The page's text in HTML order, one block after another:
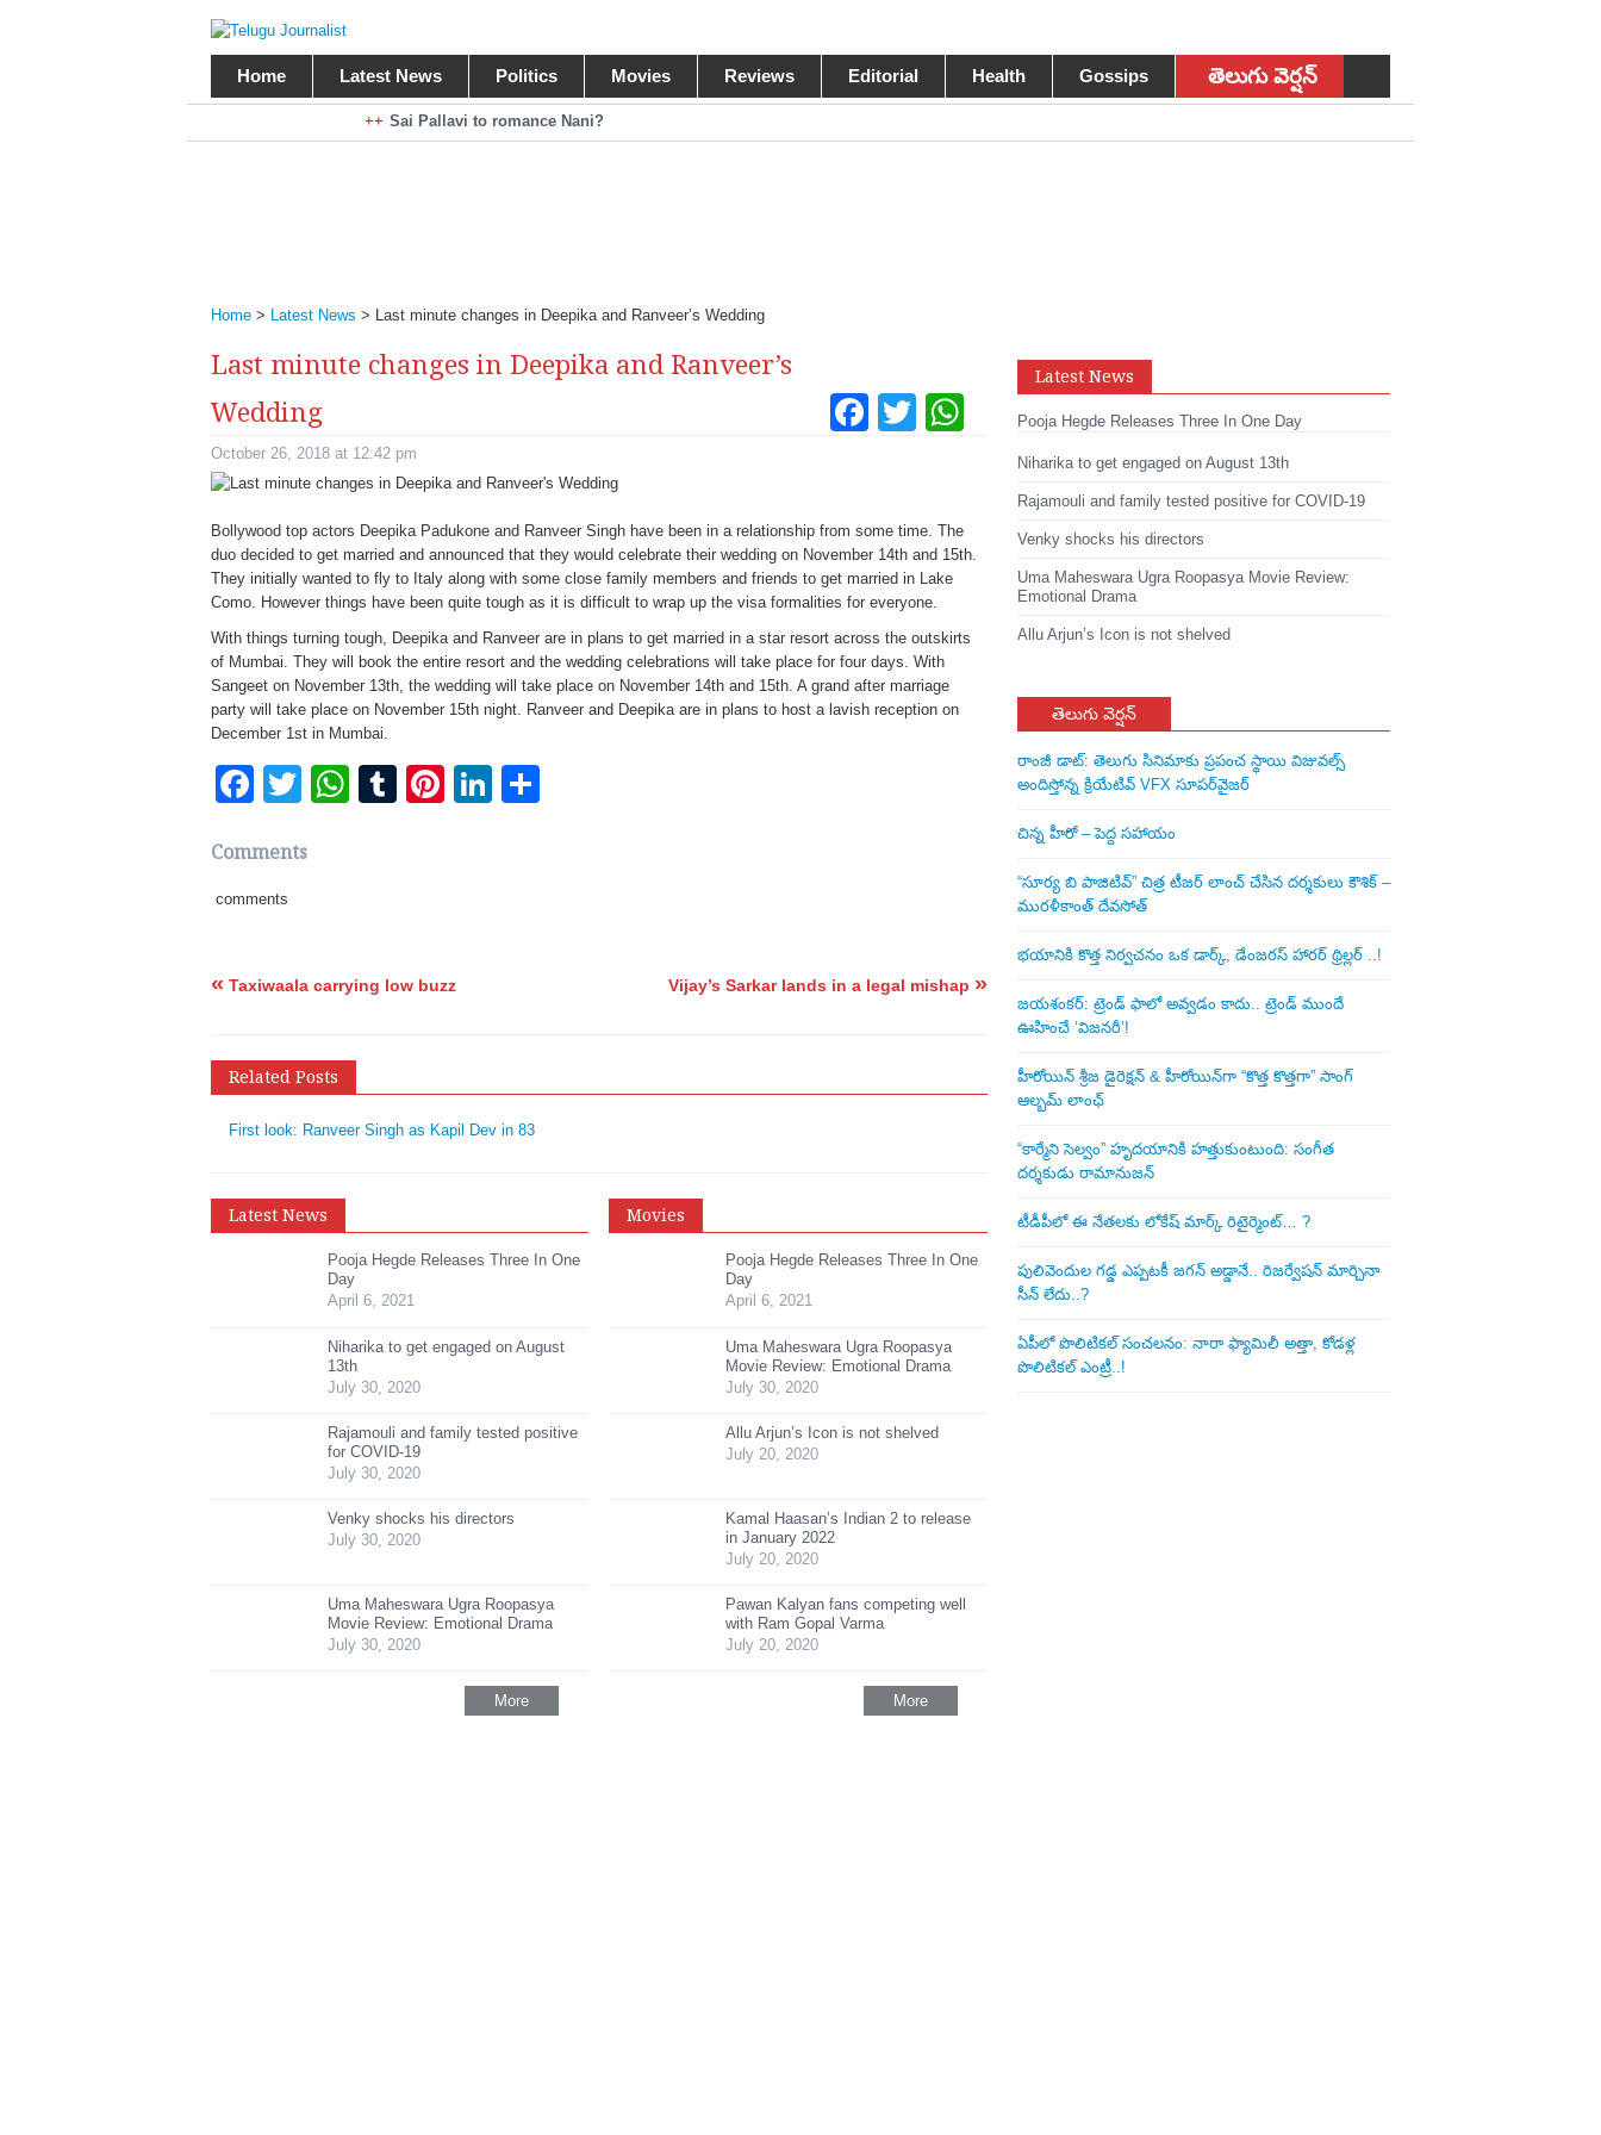
Home Latest News Politics Movies Reviews Editorial Health Gossips తెలుగు వెర్షన్
Sai Pallavi to romance Nani?
Kiara Advani to romance Pawan Kalyan
Home > Latest News > Last minute changes in Deepika and Ranveer’s Wedding
Last minute changes in Deepika and Ranveer’s
Wedding
Facebook
TwitterWhatsApp
Pinterest
LinkedIn
October 26, 2018 at 12:42 pm
Bollywood top actors Deepika Padukone and Ranveer Singh have been in a relationship from some time. The
duo decided to get married and announced that they would celebrate their wedding on November 14th and 15th.
They initially wanted to fly to Italy along with some close family members and friends to get married in Lake
Como. However things have been quite tough as it is difficult to wrap up the visa formalities for everyone.
With things turning tough, Deepika and Ranveer are in plans to get married in a star resort across the outskirts
of Mumbai. They will book the entire resort and the wedding celebrations will take place for four days. With
Sangeet on November 13th, the wedding will take place on November 14th and 15th. A grand after marriage
party will take place on November 15th night. Ranveer and Deepika are in plans to host a lavish reception on
December 1st in Mumbai.
Facebook
TwitterWhatsApp
TumblrPinterest
LinkedIn
Comments
comments
« Taxiwaala carrying low buzz Vijay’s Sarkar lands in a legal mishap »
Related Posts
First look: Ranveer Singh as Kapil Dev in 83
Latest News
Pooja Hegde Releases Three In One
Day
April 6, 2021
Niharika to get engaged on August
13th
July 30, 2020
Rajamouli and family tested positive
for COVID-19
July 30, 2020
Venky shocks his directors
July 30, 2020
Uma Maheswara Ugra Roopasya
Movie Review: Emotional Drama
July 30, 2020
More
Movies
Pooja Hegde Releases Three In One
Day
April 6, 2021
Uma Maheswara Ugra Roopasya
Movie Review: Emotional Drama
July 30, 2020
Allu Arjun’s Icon is not shelved
July 20, 2020
Kamal Haasan’s Indian 2 to release
in January 2022
July 20, 2020
Pawan Kalyan fans competing well
with Ram Gopal Varma
July 20, 2020
More
Latest News
Pooja Hegde Releases Three In One Day
Niharika to get engaged on August 13th
Rajamouli and family tested positive for COVID-19
Venky shocks his directors
Uma Maheswara Ugra Roopasya Movie Review:
Emotional Drama
Allu Arjun’s Icon is not shelved
తెలుగు వెర్షన్
రాంజీ డాట్: తెలుగు సినిమాకు ప్రపంచ స్థాయి విజువల్స్
అందిస్తోన్న క్రియేటివ్ VFX సూపర్‌వైజర్
చిన్న హీరో – పెద్ద సహాయం
“సూర్య బి పాజిటివ్” చిత్ర టీజర్ లాంచ్ చేసిన‌ దర్శకులు కౌశిక్ –
మురళీకాంత్ దేవసోత్
భయానికి కొత్త నిర్వచనం ఒక డార్క్, డేంజరస్ హారర్ థ్రిల్లర్ ..!
జయశంకర్: ట్రెండ్‌ ఫాలో అవ్వడం కాదు.. ట్రెండ్‌ ముందే
ఊహించే ‘విజనరీ’!
హీరోయిన్ శ్రీజ డైరెక్ష‌న్ & హీరోయిన్‌గా “కొత్త కొత్తగా” సాంగ్
ఆల్బమ్ లాంఛ్
“కార్మేని సెల్వం” హృదయానికి హత్తుకుంటుంది: సంగీత
దర్శకుడు రామానుజన్
టీడీపీలో ఈ నేత‌ల‌కు లోకేష్ మార్క్ రిటైర్మెంట్‌… ?
పులివెందుల గ‌డ్డ ఎప్ప‌ట‌కీ జ‌గ‌న్ అడ్డానే.. రిజ‌ర్వేష‌న్ మార్చినా
సీన్ లేదు..?
ఏపీలో పొలిటిక‌ల్ సంచ‌ల‌నం: నారా ఫ్యామిలీ అత్తా, కోడ‌ళ్ల
పొలిటికల్ ఎంట్రీ..!